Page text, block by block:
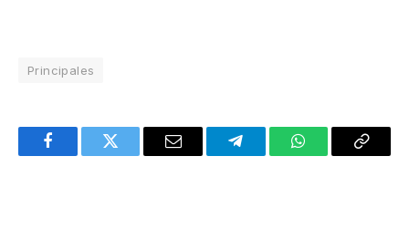
Principales
FacebookTwitter Email TelegramWhatsAppCopy